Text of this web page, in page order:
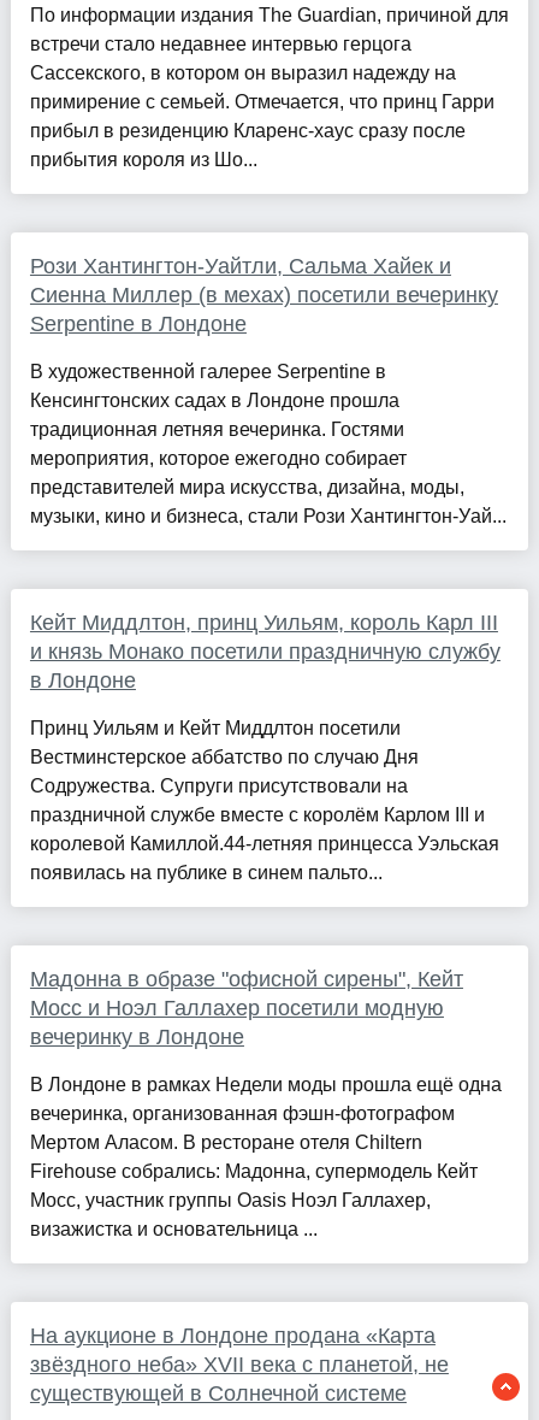
По информации издания The Guardian, причиной для
встречи стало недавнее интервью герцога
Сассекского, в котором он выразил надежду на
примирение с семьей. Отмечается, что принц Гарри
прибыл в резиденцию Кларенс-хаус сразу после
прибытия короля из Шо...
Рози Хантингтон-Уайтли, Сальма Хайек и
Сиенна Миллер (в мехах) посетили вечеринку
Serpentine в Лондоне
В художественной галерее Serpentine в
Кенсингтонских садах в Лондоне прошла
традиционная летняя вечеринка. Гостями
мероприятия, которое ежегодно собирает
представителей мира искусства, дизайна, моды,
музыки, кино и бизнеса, стали Рози Хантингтон-Уай...
Кейт Миддлтон, принц Уильям, король Карл III
и князь Монако посетили праздничную службу
в Лондоне
Принц Уильям и Кейт Миддлтон посетили
Вестминстерское аббатство по случаю Дня
Содружества. Супруги присутствовали на
праздничной службе вместе с королём Карлом III и
королевой Камиллой.44-летняя принцесса Уэльская
появилась на публике в синем пальто...
Мадонна в образе "офисной сирены", Кейт
Мосс и Ноэл Галлахер посетили модную
вечеринку в Лондоне
В Лондоне в рамках Недели моды прошла ещё одна
вечеринка, организованная фэшн-фотографом
Мертом Аласом. В ресторане отеля Chiltern
Firehouse собрались: Мадонна, супермодель Кейт
Мосс, участник группы Oasis Ноэл Галлахер,
визажистка и основательница ...
На аукционе в Лондоне продана «Карта
звёздного неба» XVII века с планетой, не
существующей в Солнечной системе